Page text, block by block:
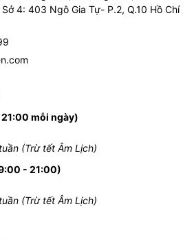
4: 403 Ngô Gia Tự- P.2, Q.10 Hồ Chí
mỗi ngày)
(Trừ tết Âm Lịch)
- 21:00)
(Trừ tết Âm Lịch)